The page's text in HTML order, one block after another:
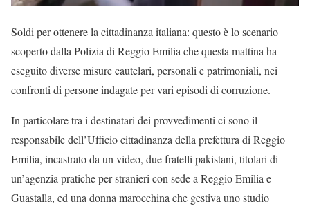
Soldi per ottenere la cittadinanza italiana: questo è lo scenario
scoperto dalla Polizia di Reggio Emilia che questa mattina ha
eseguito diverse misure cautelari, personali e patrimoniali, nei
confronti di persone indagate per vari episodi di corruzione.
In particolare tra i destinatari dei provvedimenti ci sono il
responsabile dell’Ufficio cittadinanza della prefettura di Reggio
Emilia, incastrato da un video, due fratelli pakistani, titolari di
un’agenzia pratiche per stranieri con sede a Reggio Emilia e
Guastalla, ed una donna marocchina che gestiva uno studio